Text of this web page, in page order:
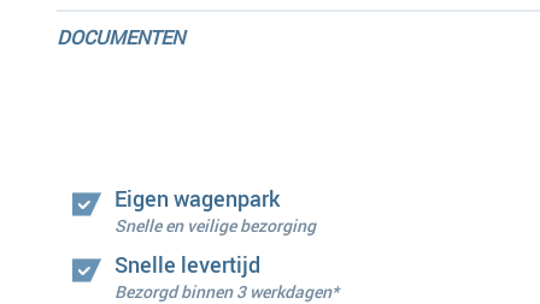
DOCUMENTEN
Eigen wagenpark
Snelle en veilige bezorging
Snelle levertijd
Bezorgd binnen 3 werkdagen*